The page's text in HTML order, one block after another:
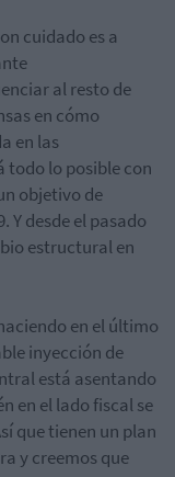
cuidado es a
al resto de
en cómo
en las
todo lo posible con
objetivo de
Y desde el pasado
estructural en
en el último
inyección de
está asentando
en el lado fiscal se
que tienen un plan
y creemos que